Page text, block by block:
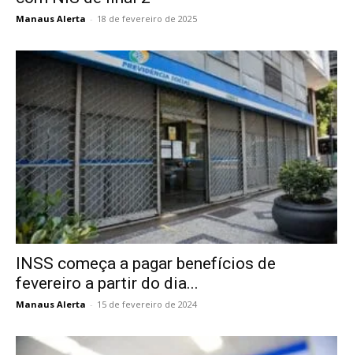
Manaus Alerta - 18 de fevereiro de 2025
INSS começa a pagar benefícios de
fevereiro a partir do dia...
Manaus Alerta - 15 de fevereiro de 2024